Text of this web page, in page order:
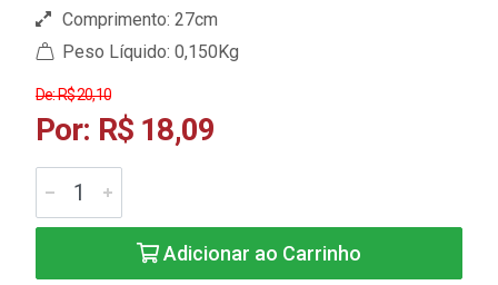
Comprimento: 27cm
Peso Líquido: 0,150Kg
De: R$ 20,10
Por: R$ 18,09
Adicionar ao Carrinho